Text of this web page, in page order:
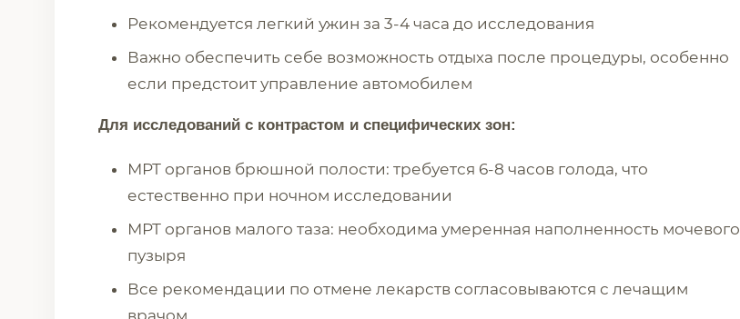
Рекомендуется легкий ужин за 3-4 часа до исследования
Важно обеспечить себе возможность отдыха после процедуры, особенно
если предстоит управление автомобилем
Для исследований с контрастом и специфических зон:
МРТ органов брюшной полости: требуется 6-8 часов голода, что
естественно при ночном исследовании
МРТ органов малого таза: необходима умеренная наполненность мочевого
пузыря
Все рекомендации по отмене лекарств согласовываются с лечащим
врачом